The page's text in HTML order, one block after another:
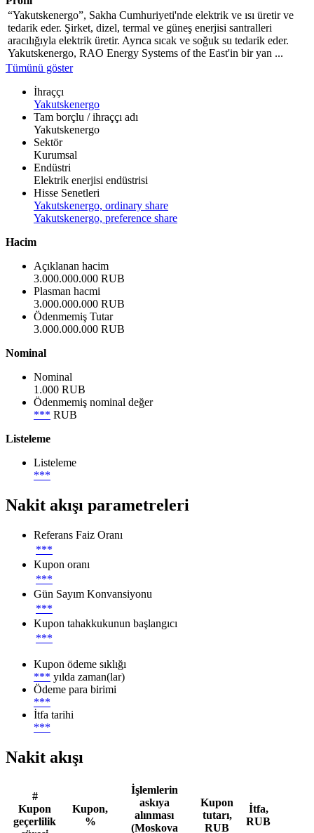
“Yakutskenergo”, Sakha Cumhuriyeti'nde elektrik ve ısı üretir ve
tedarik eder. Şirket, dizel, termal ve güneş enerjisi santralleri
aracılığıyla elektrik üretir. Ayrıca sıcak ve soğuk su tedarik eder.
Yakutskenergo, RAO Energy Systems of the East'in bir yan ...
Tümünü göster
İhraççı
Yakutskenergo
Tam borçlu / ihraççı adı
Yakutskenergo
Sektör
Kurumsal
Endüstri
Elektrik enerjisi endüstrisi
Hisse Senetleri
Yakutskenergo, ordinary share
Yakutskenergo, preference share
Hacim
Açıklanan hacim
3.000.000.000 RUB
Plasman hacmi
3.000.000.000 RUB
Ödenmemiş Tutar
3.000.000.000 RUB
Nominal
Nominal
1.000 RUB
Ödenmemiş nominal değer
*** RUB
Listeleme
Listeleme
***
Nakit akışı parametreleri
Referans Faiz Oranı
***
Kupon oranı
***
Gün Sayım Konvansiyonu
***
Kupon tahakkukunun başlangıcı
***
Kupon ödeme sıklığı
*** yılda zaman(lar)
Ödeme para birimi
***
İtfa tarihi
***
Nakit akışı
#
Kupon
geçerlilik
Kupon,
%
İşlemlerin
askıya
alınması
(Moskova
Kupon
tutarı,
RUB
İtfa,
RUB